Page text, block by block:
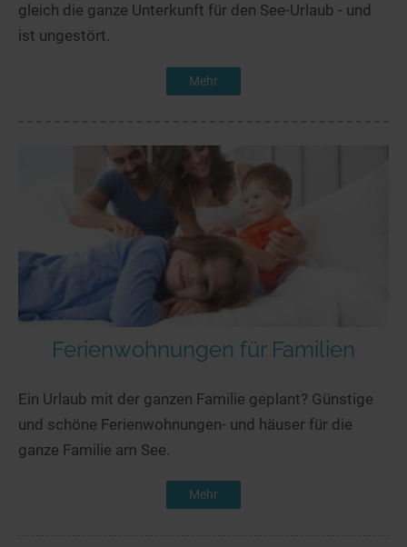
gleich die ganze Unterkunft für den See-Urlaub - und
ist ungestört.
Mehr
Ferienwohnungen für Familien
Ein Urlaub mit der ganzen Familie geplant? Günstige
und schöne Ferienwohnungen- und häuser für die
ganze Familie am See.
Mehr